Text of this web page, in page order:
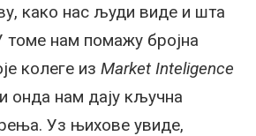
како нас људи виде и шта
томе нам помажу бројна
колеге из Market Inteligence
онда нам дају кључна
Уз њихове увиде,